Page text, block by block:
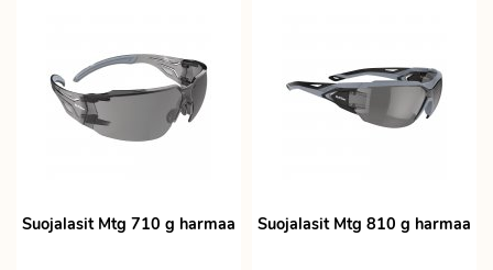
Suojalasit Mtg 710 g harmaa Suojalasit Mtg 810 g harmaa